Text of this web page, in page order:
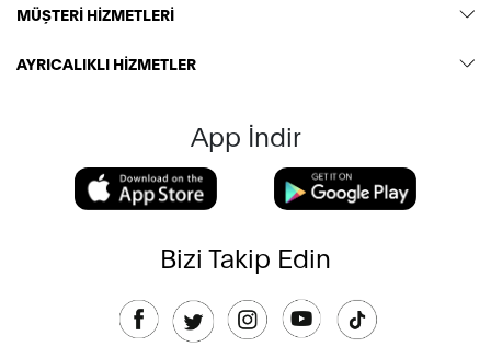
MÜŞTERİ HİZMETLERİ
AYRICALIKLI HİZMETLER
App İndir
Bizi Takip Edin